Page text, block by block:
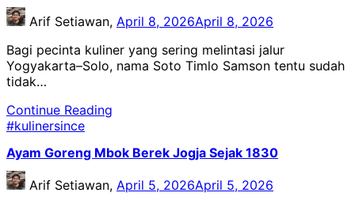
Arif Setiawan, April 8, 2026April 8, 2026
Bagi pecinta kuliner yang sering melintasi jalur
Yogyakarta–Solo, nama Soto Timlo Samson tentu sudah
tidak…
Continue Reading
#kulinersince
Ayam Goreng Mbok Berek Jogja Sejak 1830
Arif Setiawan, April 5, 2026April 5, 2026